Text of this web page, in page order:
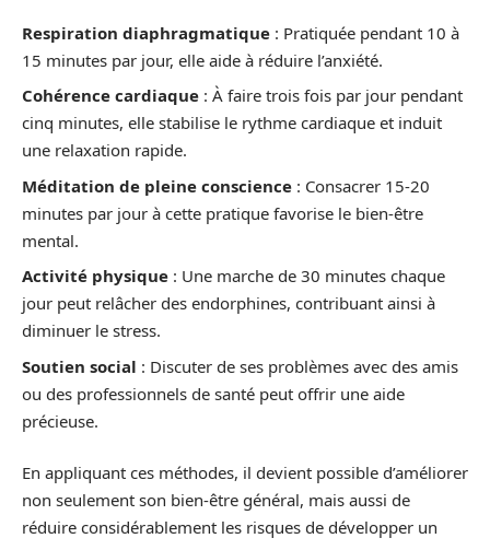
Respiration diaphragmatique : Pratiquée pendant 10 à
15 minutes par jour, elle aide à réduire l’anxiété.
Cohérence cardiaque : À faire trois fois par jour pendant
cinq minutes, elle stabilise le rythme cardiaque et induit
une relaxation rapide.
Méditation de pleine conscience : Consacrer 15-20
minutes par jour à cette pratique favorise le bien-être
mental.
Activité physique : Une marche de 30 minutes chaque
jour peut relâcher des endorphines, contribuant ainsi à
diminuer le stress.
Soutien social : Discuter de ses problèmes avec des amis
ou des professionnels de santé peut offrir une aide
précieuse.
En appliquant ces méthodes, il devient possible d’améliorer
non seulement son bien-être général, mais aussi de
réduire considérablement les risques de développer un